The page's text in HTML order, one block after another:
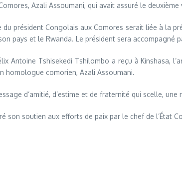
Azali Assoumani, qui avait assuré le
président Congolais aux Comores serait liée à la
pays et le Rwanda. Le président sera accompagné
Antoine Tshisekedi Tshilombo a reçu à Kinshasa,
homologue comorien, Azali Assoumani.
d’amitié, d’estime et de fraternité qui scelle,
son soutien aux efforts de paix par le chef de l’État